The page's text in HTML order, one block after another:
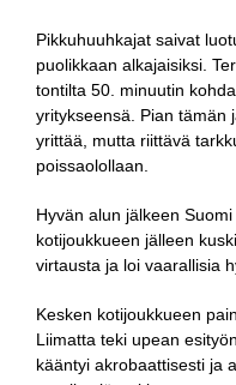
Pikkuhuuhkajat saivat
puolikkaan alkajaisiksi.
tontilta 50. minuutin
yritykseensä. Pian tämän
yrittää, mutta riittävä
poissaolollaan.
Hyvän alun jälkeen
kotijoukkueen jälleen
virtausta ja loi vaarallisia
Kesken kotijoukkueen
Liimatta teki upean
kääntyi akrobaattisesti ja